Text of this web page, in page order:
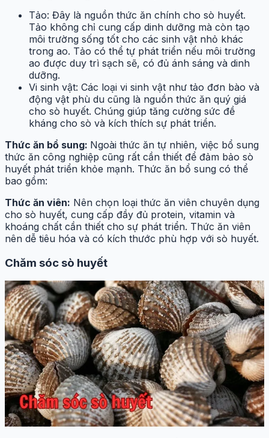
Tảo: Đây là nguồn thức ăn chính cho sò huyết.
Tảo không chỉ cung cấp dinh dưỡng mà còn tạo
môi trường sống tốt cho các sinh vật nhỏ khác
trong ao. Tảo có thể tự phát triển nếu môi trường
ao được duy trì sạch sẽ, có đủ ánh sáng và dinh
dưỡng.
Vi sinh vật: Các loại vi sinh vật như tảo đơn bào và
động vật phù du cũng là nguồn thức ăn quý giá
cho sò huyết. Chúng giúp tăng cường sức đề
kháng cho sò và kích thích sự phát triển.
Thức ăn bổ sung: Ngoài thức ăn tự nhiên, việc bổ sung
thức ăn công nghiệp cũng rất cần thiết để đảm bảo sò
huyết phát triển khỏe mạnh. Thức ăn bổ sung có thể
bao gồm:
Thức ăn viên: Nên chọn loại thức ăn viên chuyên dụng
cho sò huyết, cung cấp đầy đủ protein, vitamin và
khoáng chất cần thiết cho sự phát triển. Thức ăn viên
nên dễ tiêu hóa và có kích thước phù hợp với sò huyết.
Chăm sóc sò huyết